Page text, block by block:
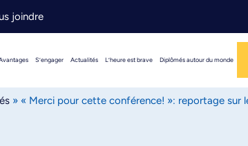
joindre
S’engager Actualités L’heure est brave Diplômés autour du monde
» « Merci pour cette conférence! »: reportage sur